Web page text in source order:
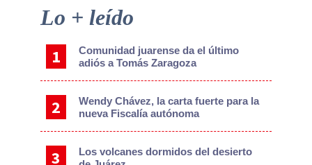
Primary
Lo + leído
Comunidad juarense da el último
adiós a Tomás Zaragoza
Wendy Chávez, la carta fuerte para la
nueva Fiscalía autónoma
Los volcanes dormidos del desierto